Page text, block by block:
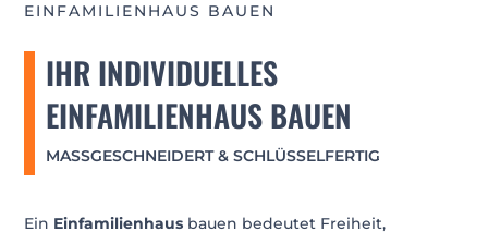
EINFAMILIENHAUS BAUEN
IHR INDIVIDUELLES
EINFAMILIENHAUS BAUEN
MASSGESCHNEIDERT & SCHLÜSSELFERTIG
Ein Einfamilienhaus bauen bedeutet Freiheit,